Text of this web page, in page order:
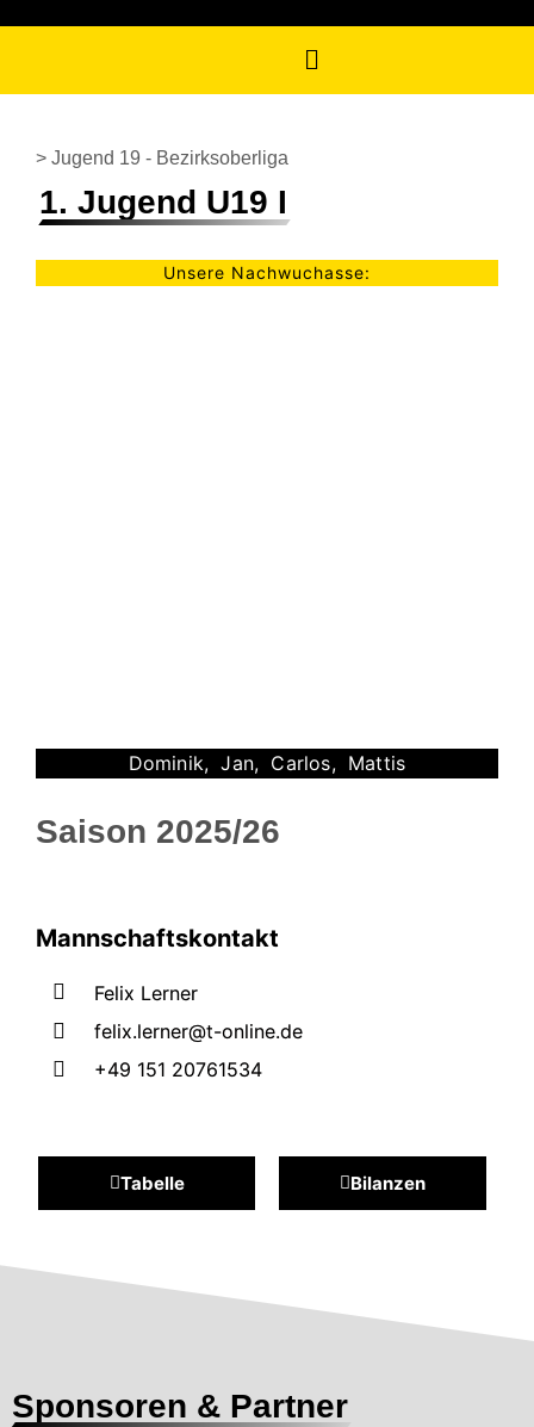
> Jugend 19 - Bezirksoberliga
1. Jugend U19 I
Saison 2025/26
Mannschaftskontakt
Felix Lerner
felix.lerner@t-online.de
+49 151 20761534
Tabelle Bilanzen
Unsere Nachwuchasse:
Dominik, Jan, Carlos, Mattis
Sponsoren & Partner